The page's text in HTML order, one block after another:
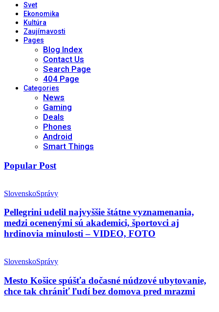
Svet
Ekonomika
Kultúra
Zaujímavosti
Pages
Blog Index
Contact Us
Search Page
404 Page
Categories
News
Gaming
Deals
Phones
Android
Smart Things
Popular Post
SlovenskoSprávy
Pellegrini udelil najvyššie štátne vyznamenania,
medzi ocenenými sú akademici, športovci aj
hrdinovia minulosti – VIDEO, FOTO
SlovenskoSprávy
Mesto Košice spúšťa dočasné núdzové ubytovanie,
chce tak chrániť ľudí bez domova pred mrazmi